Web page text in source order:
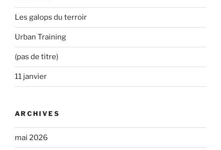
Les galops du terroir
Urban Training
(pas de titre)
11 janvier
ARCHIVES
mai 2026